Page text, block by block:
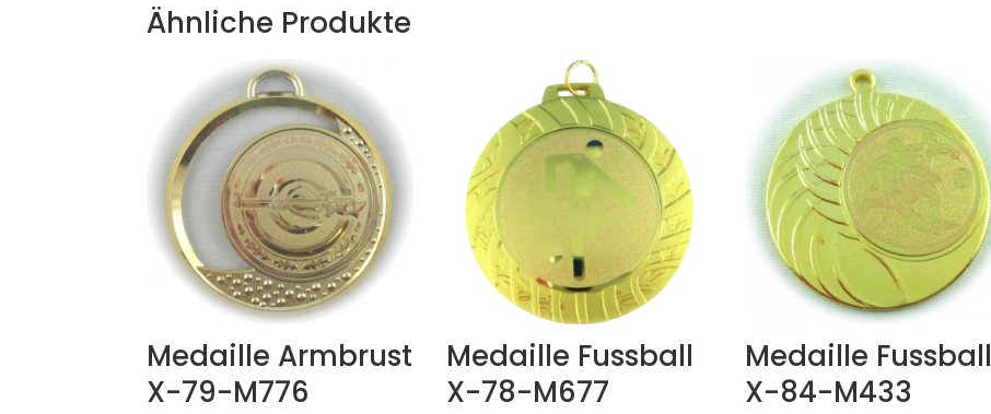
Ähnliche Produkte
Medaille Armbrust
X-79-M776
Medaille Fussball
X-78-M677
Medaille Fussball
X-84-M433